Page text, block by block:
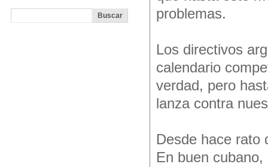
problemas.
Los directivos
calendario
verdad, pero
lanza contra
Desde hace rato
En buen